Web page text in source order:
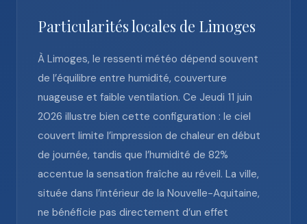
Particularités locales de Limoges
À Limoges, le ressenti météo dépend souvent
de l’équilibre entre humidité, couverture
nuageuse et faible ventilation. Ce Jeudi 11 juin
2026 illustre bien cette configuration : le ciel
couvert limite l’impression de chaleur en début
de journée, tandis que l’humidité de 82%
accentue la sensation fraîche au réveil. La ville,
située dans l’intérieur de la Nouvelle-Aquitaine,
ne bénéficie pas directement d’un effet